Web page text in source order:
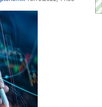
долларов
биржа, используя